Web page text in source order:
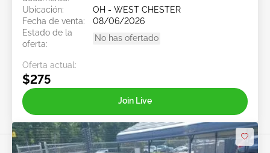
Ubicación:
OH - WEST CHESTER
Fecha de venta:
08/06/2026
Estado de la
oferta:
No has ofertado
Oferta actual:
$275
Join Live